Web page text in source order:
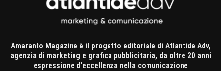
Amaranto Magazine è il progetto editoriale di Atlantide Adv,
agenzia di marketing e grafica pubblicitaria, da oltre 20 anni
espressione d'eccellenza nella comunicazione